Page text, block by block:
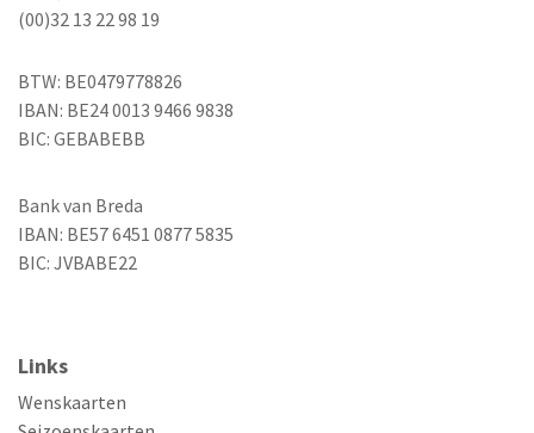
(00)32 13 22 98 19
BTW: BE0479778826
IBAN: BE24 0013 9466 9838
BIC: GEBABEBB
Bank van Breda
IBAN: BE57 6451 0877 5835
BIC: JVBABE22
Links
Wenskaarten